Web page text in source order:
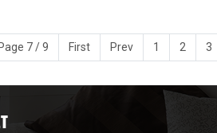
Page 7 / 9 First Prev 1 2 3